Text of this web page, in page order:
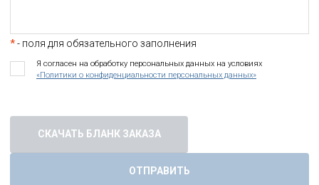
*- поля для обязательного заполнения
Я согласен на обработку персональных данных на условиях
«Политики о конфиденциальности персональных данных»
СКАЧАТЬ БЛАНК ЗАКАЗА
ОТПРАВИТЬ